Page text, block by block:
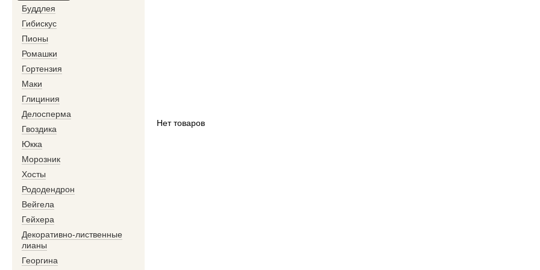
Нет товаров
Буддлея
Гибискус
Пионы
Ромашки
Гортензия
Маки
Глициния
Делосперма
Гвоздика
Юкка
Морозник
Хосты
Рододендрон
Вейгела
Гейхера
Декоративно-лиственные
лианы
Георгина